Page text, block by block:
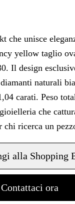
che unisce
yellow taglio
Il design
naturali
carati. Peso
che
chi ricerca un
alla Shopping
Contattaci ora